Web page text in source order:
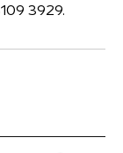
3929.